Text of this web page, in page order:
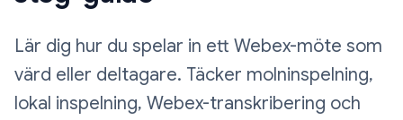
Lär dig hur du spelar in ett Webex-möte som
värd eller deltagare. Täcker molninspelning,
lokal inspelning, Webex-transkribering och